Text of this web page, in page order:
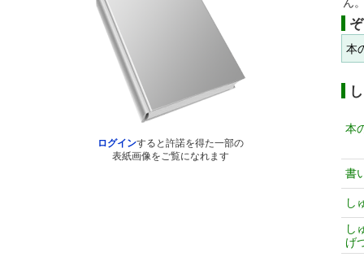
ログインすると許諾を得た一部の
表紙画像をご覧になれます
本
本
書
し
し
げ